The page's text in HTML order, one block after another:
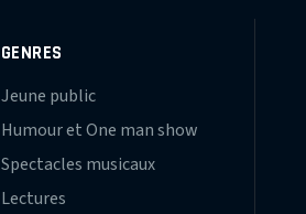
GENRES
Jeune public
Humour et One man show
Spectacles musicaux
Lectures